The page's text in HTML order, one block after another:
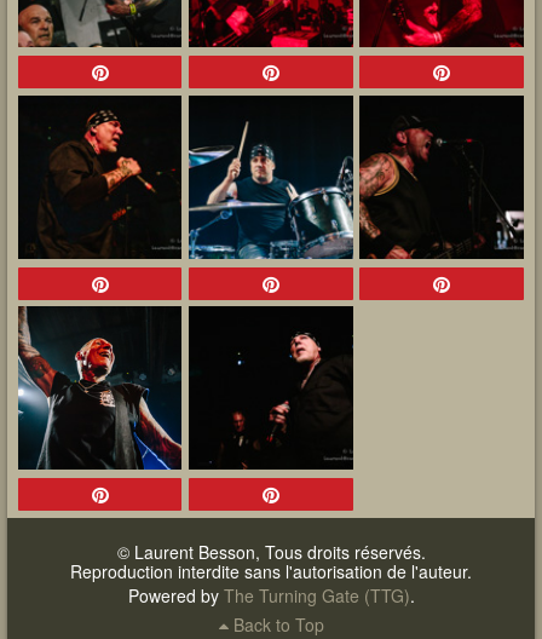
© Laurent Besson, Tous droits réservés.
Reproduction interdite sans l'autorisation de l'auteur.
Powered by The Turning Gate (TTG).
Back to Top